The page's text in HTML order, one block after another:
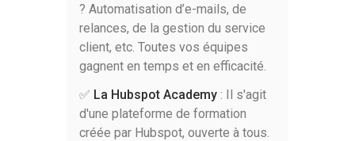
? Automatisation d’e-mails, de
relances, de la gestion du service
client, etc. Toutes vos équipes
gagnent en temps et en efficacité.
✅ La Hubspot Academy : Il s'agit
d'une plateforme de formation
créée par Hubspot, ouverte à tous.